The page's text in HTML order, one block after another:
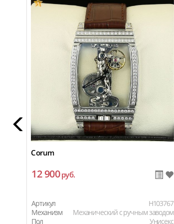
Corum
12 900руб.
Артикул
H103767
Механизм
Механический с ручным заводом
Пол
Унисекс